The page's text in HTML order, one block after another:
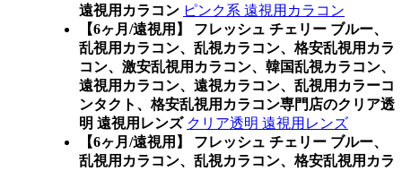
遠視用カラコン ピンク系 遠視用カラコン
【6ヶ月/遠視用】 フレッシュ チェリー ブルー、
乱視用カラコン、乱視カラコン、格安乱視用カラ
コン、激安乱視用カラコン、韓国乱視カラコン、
遠視用カラコン、遠視カラコン、乱視用カラーコ
ンタクト、格安乱視用カラコン専門店のクリア透
明 遠視用レンズ クリア透明 遠視用レンズ
【6ヶ月/遠視用】 フレッシュ チェリー ブルー、
乱視用カラコン、乱視カラコン、格安乱視用カラ